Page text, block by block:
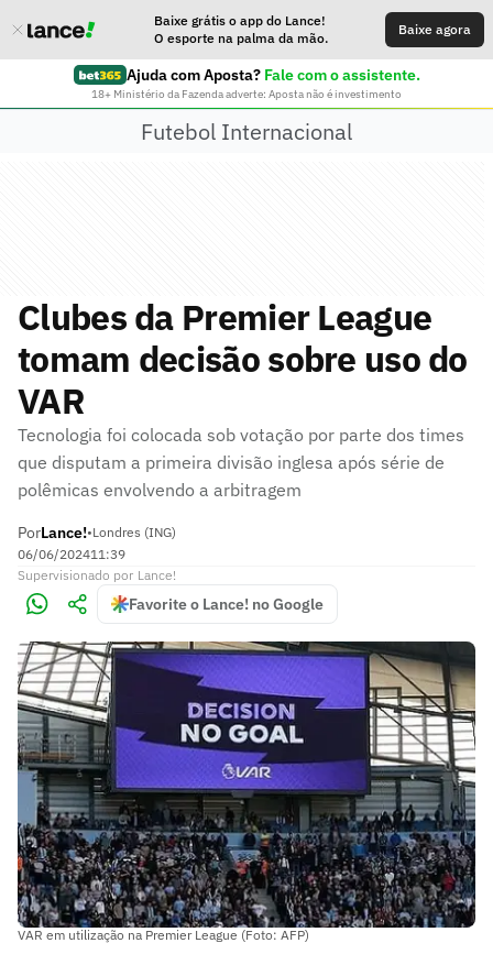
Baixe grátis o app do Lance!
O esporte na palma da mão.
Baixe agora
Ajuda com Aposta? Fale com o assistente.
18+ Ministério da Fazenda adverte: Aposta não é investimento
Futebol Internacional
Clubes da Premier League
tomam decisão sobre uso do
VAR
Tecnologia foi colocada sob votação por parte dos times
que disputam a primeira divisão inglesa após série de
polêmicas envolvendo a arbitragem
PorLance!•Londres (ING)
06/06/202411:39
Supervisionado por Lance!
Favorite o Lance! no Google
VAR em utilização na Premier League (Foto: AFP)